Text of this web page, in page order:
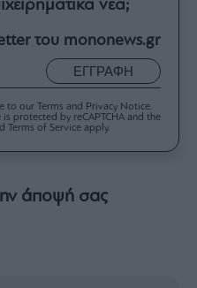
νέα;
του mononews.gr
ΕΓΓΡΑΦΗ
to our Terms and Privacy Notice.
protected by reCAPTCHA and the
Terms of Service apply.
άποψή σας